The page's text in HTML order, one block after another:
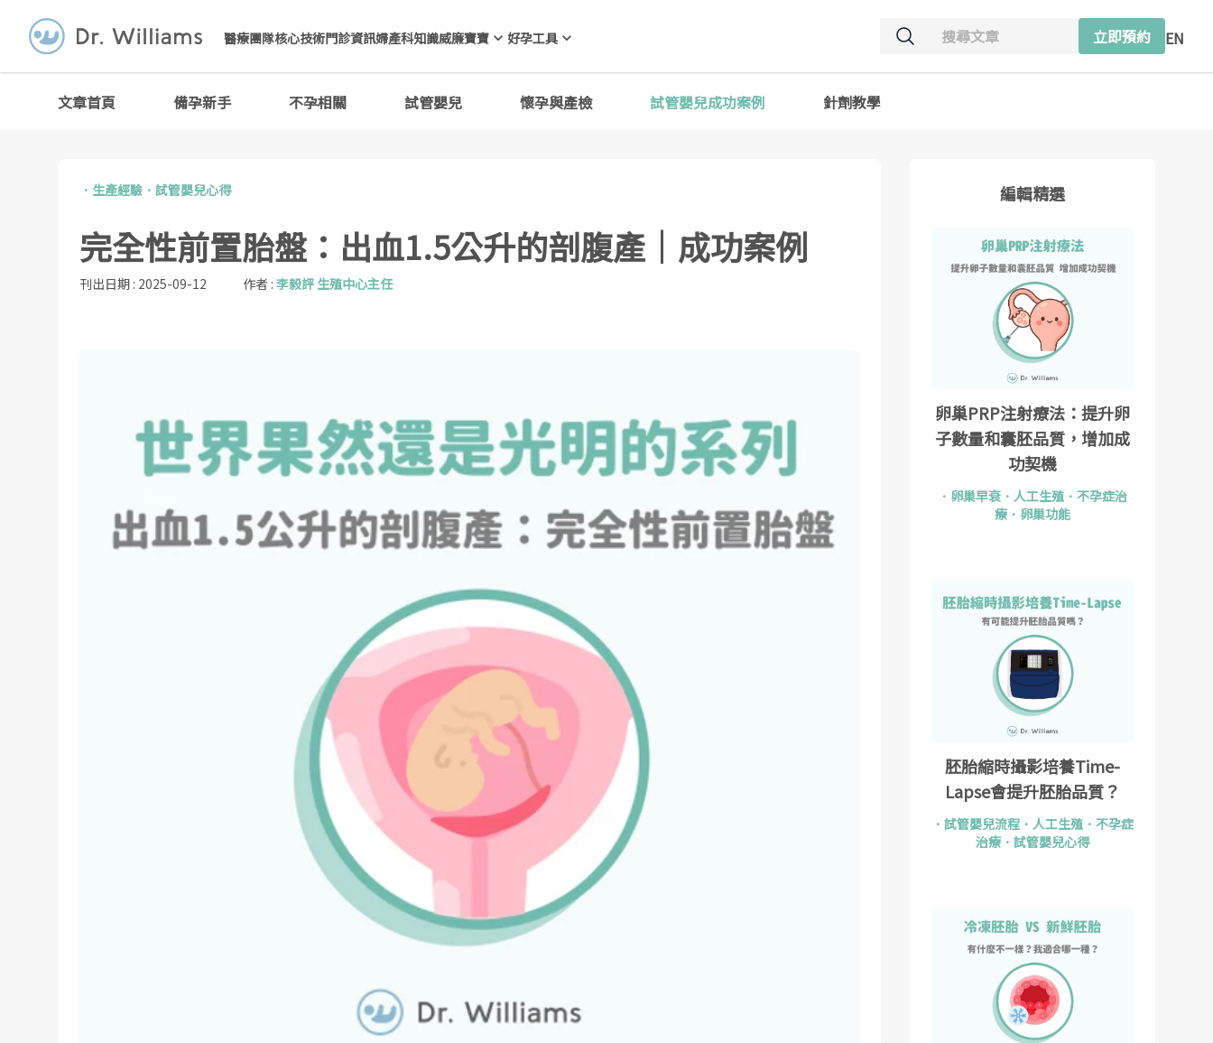
醫療團隊核心技術門診資訊婦產科知識威廉寶寶 好孕工具 立即預約 EN
文章首頁 備孕新手 不孕相關 試管嬰兒 懷孕與產檢 試管嬰兒成功案例 針劑教學
． 生產經驗 ． 試管嬰兒心得
完全性前置胎盤：出血1.5公升的剖腹產｜成功案例
刊出日期 : 2025-09-12 作者 : 李毅評 生殖中心主任
編輯精選
卵巢PRP注射療法：提升卵
子數量和囊胚品質，增加成
功契機
． 卵巢早衰 ． 人工生殖 ． 不孕症治
療． 卵巢功能
胚胎縮時攝影培養Time-
Lapse會提升胚胎品質？
． 試管嬰兒流程 ． 人工生殖 ． 不孕症
治療． 試管嬰兒心得